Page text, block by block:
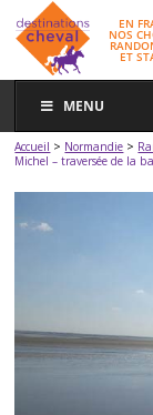
EN
NOS
ET
MENU
Accueil > Normandie >
Michel – traversée de la